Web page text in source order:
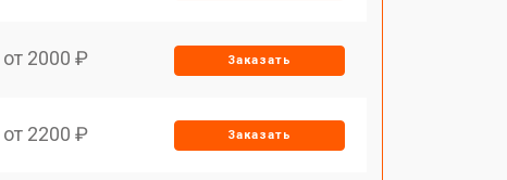
от 2000 ₽ Заказать
от 2200 ₽ Заказать